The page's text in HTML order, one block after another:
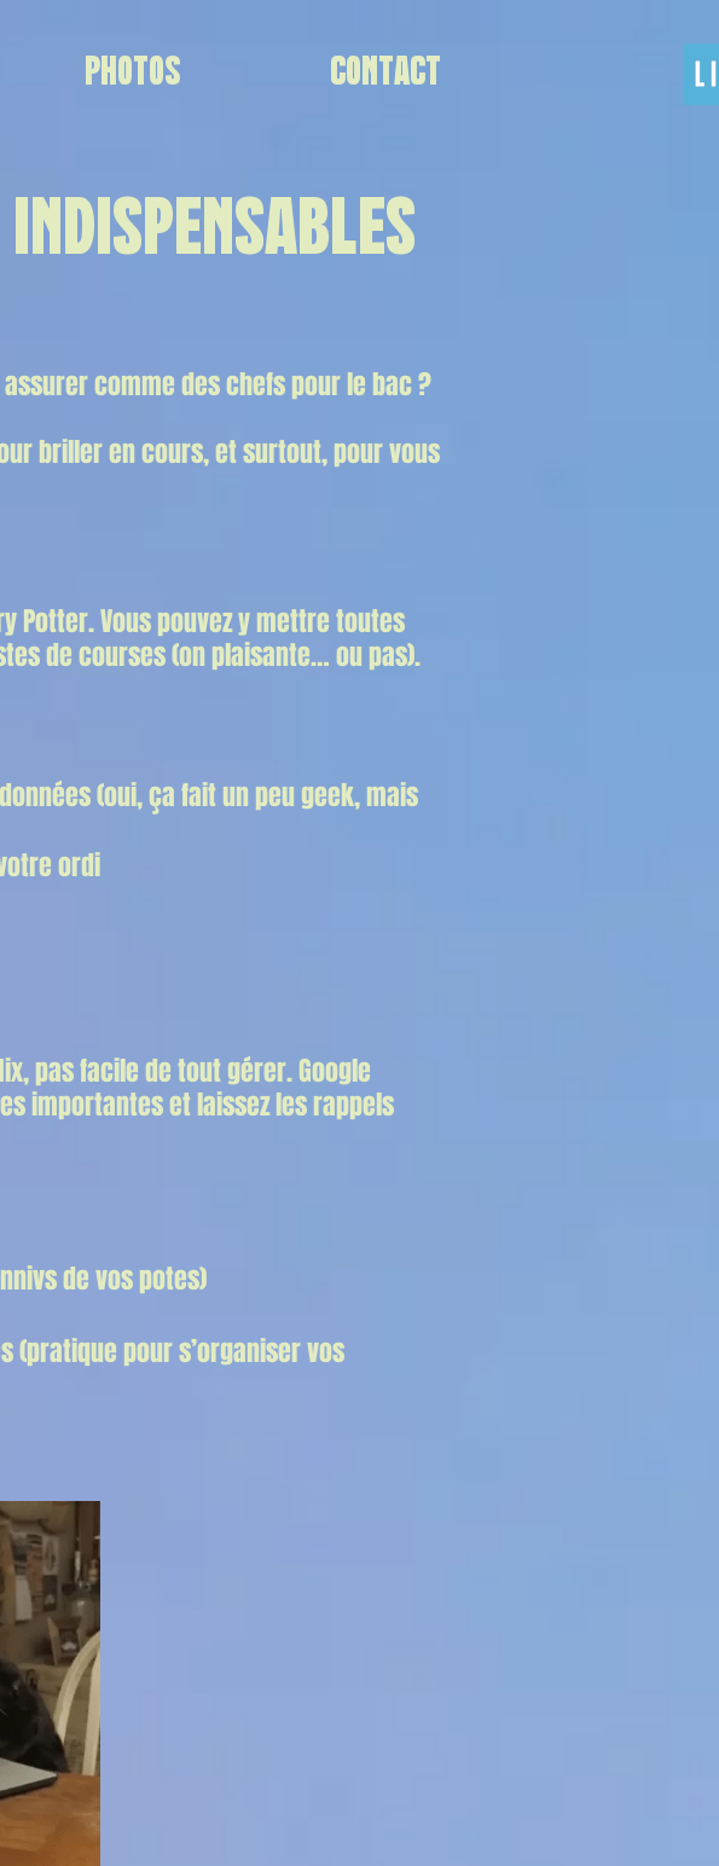
PHOTOS CONTACT
comme des chefs pour le bac ?
briller en cours, et surtout, pour vous
Potter. Vous pouvez y mettre toutes
de courses (on plaisante… ou pas).
(oui, ça fait un peu geek, mais
ordi
pas facile de tout gérer. Google
importantes et laissez les rappels
de vos potes)
(pratique pour s’organiser vos